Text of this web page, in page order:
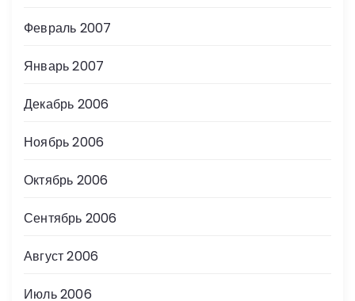
Февраль 2007
Январь 2007
Декабрь 2006
Ноябрь 2006
Октябрь 2006
Сентябрь 2006
Август 2006
Июль 2006